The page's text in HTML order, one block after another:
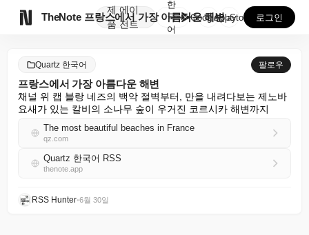
TheNote
제
품
에이
전트
프랑스에서 가장 아름다운 해변
한
국
어
GooglePlay
AppStore 로그인
Quartz 한국어 팔로우
프랑스에서 가장 아름다운 해변
채널 위 캡 블랑 네즈의 백악 절벽부터, 만을 내려다보는 제노바
요새가 있는 칼비의 소나무 숲이 우거진 코르시카 해변까지
The most beautiful beaches in France
qz.com
Quartz 한국어 RSS
thenote.app
RSS Hunter•6월 30일